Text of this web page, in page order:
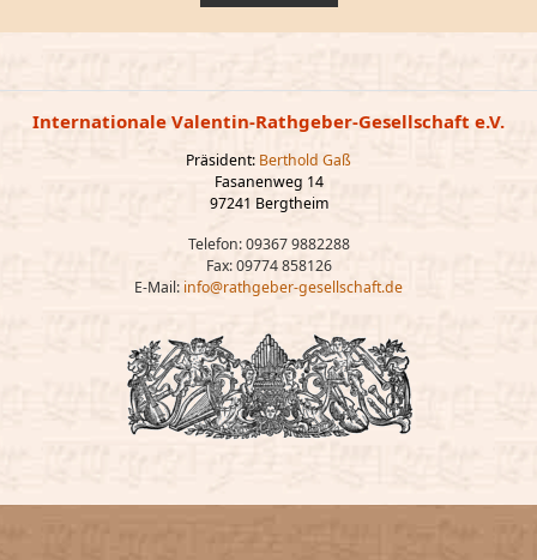
Internationale Valentin-Rathgeber-Gesellschaft e.V.
Präsident: Berthold Gaß
Fasanenweg 14
97241 Bergtheim
Telefon: 09367 9882288
Fax: 09774 858126
E-Mail: info@rathgeber-gesellschaft.de